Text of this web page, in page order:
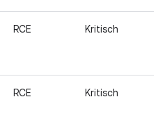
RCE Kritisch
RCE Kritisch